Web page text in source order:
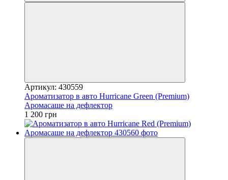
Артикул: 430559
Ароматизатор в авто Hurricane Green (Premium)
Аромасаше на дефлектор
1 200 грн